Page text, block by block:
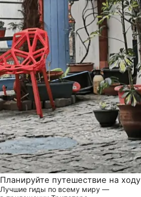
Планируйте путешествие на ходу
Лучшие гиды по всему миру —